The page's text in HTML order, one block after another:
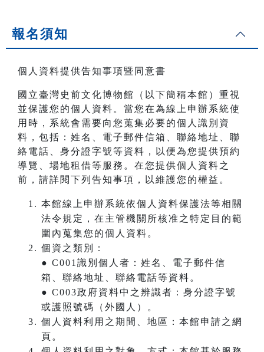
報名須知
個人資料提供告知事項暨同意書
國立臺灣史前文化博物館（以下簡稱本館）重視
並保護您的個人資料。當您在為線上申辦系統使
用時，系統會需要向您蒐集必要的個人識別資
料，包括：姓名、電子郵件信箱、聯絡地址、聯
絡電話、身分證字號等資料，以便為您提供預約
導覽、場地租借等服務。在您提供個人資料之
前，請詳閱下列告知事項，以維護您的權益。
本館線上申辦系統依個人資料保護法等相關
法令規定，在主管機關所核准之特定目的範
圍內蒐集您的個人資料。
個資之類別：
● C001識別個人者：姓名、電子郵件信
箱、聯絡地址、聯絡電話等資料。
● C003政府資料中之辨識者：身分證字號
或護照號碼（外國人）。
個人資料利用之期間、地區：本館申請之網
頁。